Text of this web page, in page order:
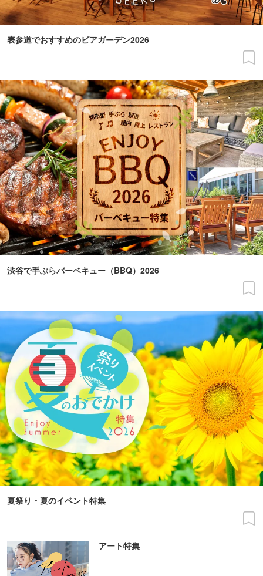
表参道でおすすめのビアガーデン2026
渋谷で手ぶらバーベキュー（BBQ）2026
夏祭り・夏のイベント特集
アート特集